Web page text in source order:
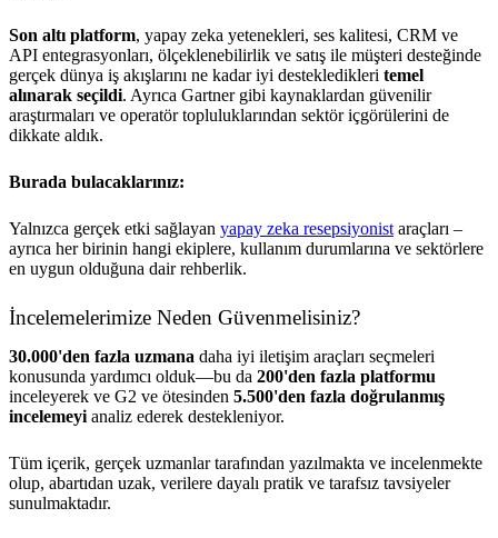
Son altı platform, yapay zeka yetenekleri, ses kalitesi, CRM ve
API entegrasyonları, ölçeklenebilirlik ve satış ile müşteri desteğinde
gerçek dünya iş akışlarını ne kadar iyi destekledikleri temel
alınarak seçildi. Ayrıca Gartner gibi kaynaklardan güvenilir
araştırmaları ve operatör topluluklarından sektör içgörülerini de
dikkate aldık.
Burada bulacaklarınız:
Yalnızca gerçek etki sağlayan yapay zeka resepsiyonist araçları –
ayrıca her birinin hangi ekiplere, kullanım durumlarına ve sektörlere
en uygun olduğuna dair rehberlik.
İncelemelerimize Neden Güvenmelisiniz?
30.000'den fazla uzmana daha iyi iletişim araçları seçmeleri
konusunda yardımcı olduk—bu da 200'den fazla platformu
inceleyerek ve G2 ve ötesinden 5.500'den fazla doğrulanmış
incelemeyi analiz ederek destekleniyor.
Tüm içerik, gerçek uzmanlar tarafından yazılmakta ve incelenmekte
olup, abartıdan uzak, verilere dayalı pratik ve tarafsız tavsiyeler
sunulmaktadır.